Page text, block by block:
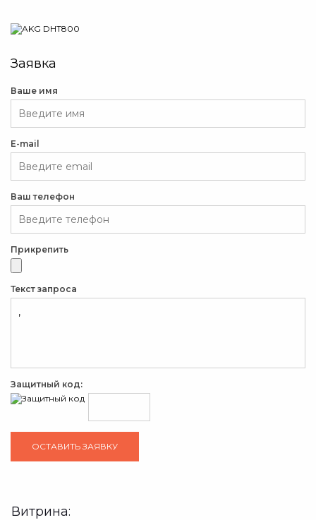
Заявка
Ваше имя
E-mail
Ваш телефон
Прикрепить
Текст запроса
Защитный код:
Витрина: